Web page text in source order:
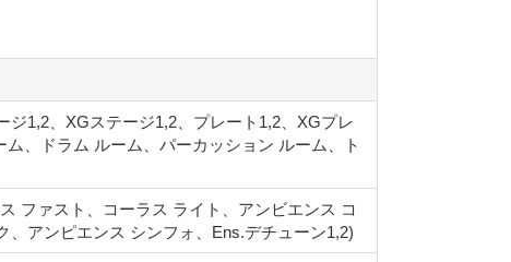
1,2、XGステージ1,2、プレート1,2、XGプレ
、ドラム ルーム、パーカッション ルーム、ト
ファスト、コーラス ライト、アンビエンス コ
アンピエンス シンフォ、Ens.デチューン1,2)